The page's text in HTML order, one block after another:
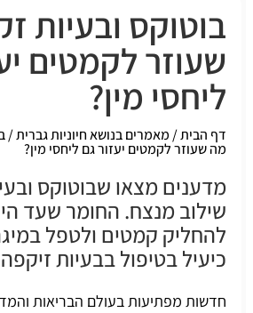
בוטוקס ובעיות
שעוזר לקמטים
ליחסי מין?
דף הבית/ מאמרים בנושא חיוניות גברית/
מה שעוזר לקמטים יעזור גם ליחסי מין?
מדענים מצאו שבוטוקס
שילוב מנצח. החומר שעד
להחליק קמטים ולטפל
כיעיל בטיפול בבעיות זיקפה
חדשות מפתיעות בעולם הבריאות